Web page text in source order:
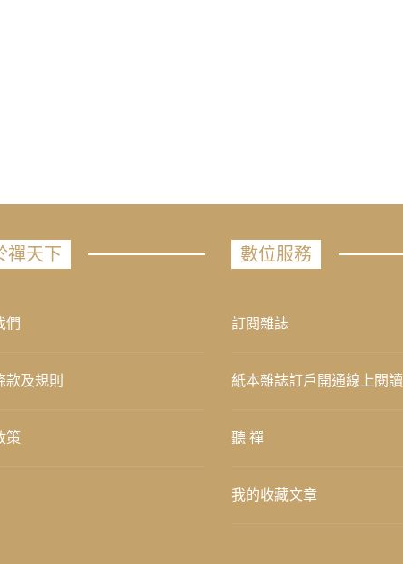
禪天下
們
款及規則
策
數位服務
訂閱雜誌
紙本雜誌訂戶開通線上閱讀
聽 禪
我的收藏文章